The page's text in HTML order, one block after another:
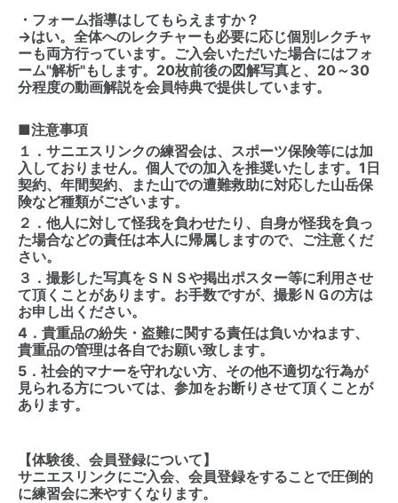
・フォーム指導はしてもらえますか？
→はい。全体へのレクチャーも必要に応じ個別レクチャ
ーも両方行っています。ご入会いただいた場合にはフォ
ーム"解析"もします。20枚前後の図解写真と、20～30
分程度の動画解説を会員特典で提供しています。
■注意事項
１．サニエスリンクの練習会は、スポーツ保険等には加
入しておりません。個人での加入を推奨いたします。1日
契約、年間契約、また山での遭難救助に対応した山岳保
険など種類がございます。
２．他人に対して怪我を負わせたり、自身が怪我を負っ
た場合などの責任は本人に帰属しますので、ご注意くだ
さい。
３．撮影した写真をＳＮＳや掲出ポスター等に利用させ
て頂くことがあります。お手数ですが、撮影ＮＧの方は
お申し出ください。
4．貴重品の紛失・盗難に関する責任は負いかねます、
貴重品の管理は各自でお願い致します。
5．社会的マナーを守れない方、その他不適切な行為が
見られる方については、参加をお断りさせて頂くことが
あります。
【体験後、会員登録について】
サニエスリンクにご入会、会員登録をすることで圧倒的
に練習会に来やすくなります。